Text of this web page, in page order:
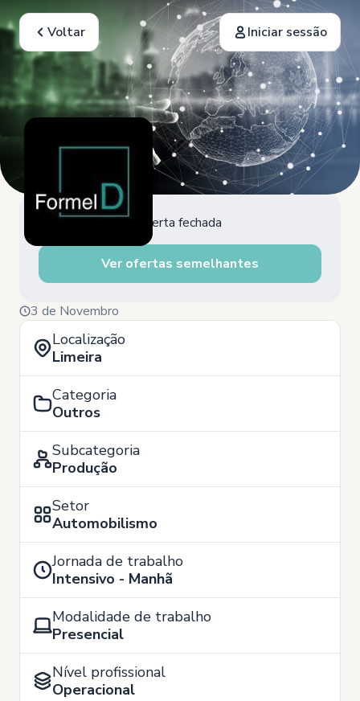
Voltar Iniciar sessão
Oferta fechada
Ver ofertas semelhantes
3 de Novembro
Localização
Limeira
Categoria
Outros
Subcategoria
Produção
Setor
Automobilismo
Jornada de trabalho
Intensivo - Manhã
Modalidade de trabalho
Presencial
Nível profissional
Operacional